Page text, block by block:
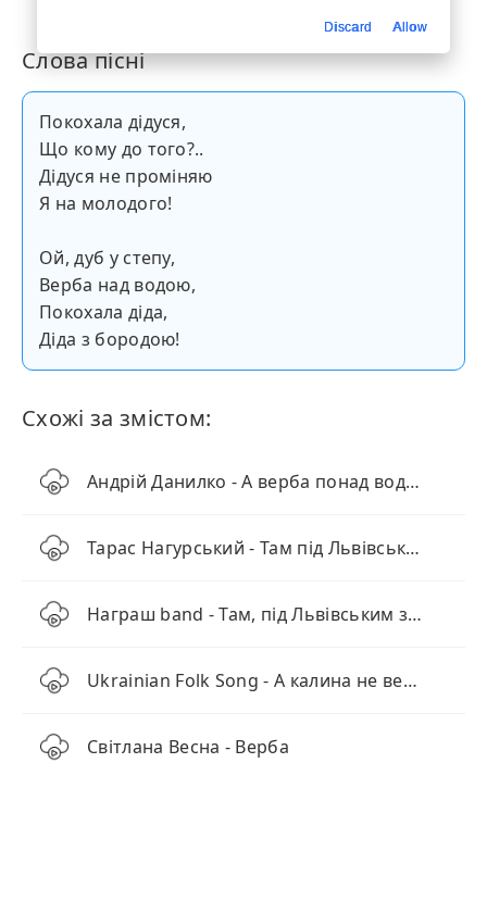
Слова пісні
Покохала дідуся,
Що кому до того?..
Дідуся не проміняю
Я на молодого!
Ой, дуб у степу,
Верба над водою,
Покохала діда,
Діда з бородою!
Схожі за змістом:
Андрій Данилко - А верба понад водою (cover)
Тарас Нагурський - Там під Львівським замком
Награш band - Там, під Львівським замком
Ukrainian Folk Song - А калина не верба
Світлана Весна - Верба
Discard Allow